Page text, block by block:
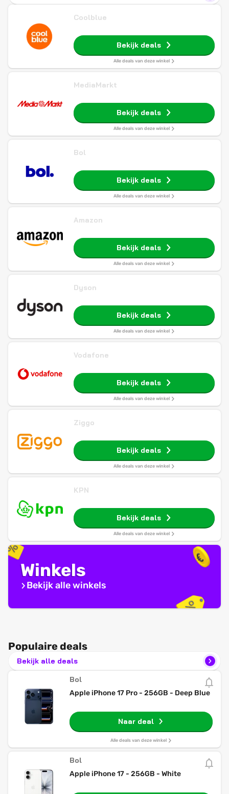
Coolblue
Bekijk deals
Alle deals van deze winkel
MediaMarkt
Bekijk deals
Alle deals van deze winkel
Bol
Bekijk deals
Alle deals van deze winkel
Amazon
Bekijk deals
Alle deals van deze winkel
Dyson
Bekijk deals
Alle deals van deze winkel
Vodafone
Bekijk deals
Alle deals van deze winkel
Ziggo
Bekijk deals
Alle deals van deze winkel
KPN
Bekijk deals
Alle deals van deze winkel
Winkels
Bekijk alle winkels
Populaire deals
Bekijk alle deals
Bol
Apple iPhone 17 Pro - 256GB - Deep Blue
Naar deal
Alle deals van deze winkel
Bol
Apple iPhone 17 - 256GB - White